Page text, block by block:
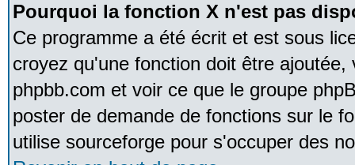
Pourquoi la fonction X n'est pas
Ce programme a été écrit et est sous
croyez qu'une fonction doit être
phpbb.com et voir ce que le groupe
poster de demande de fonctions sur le
utilise sourceforge pour s'occuper des